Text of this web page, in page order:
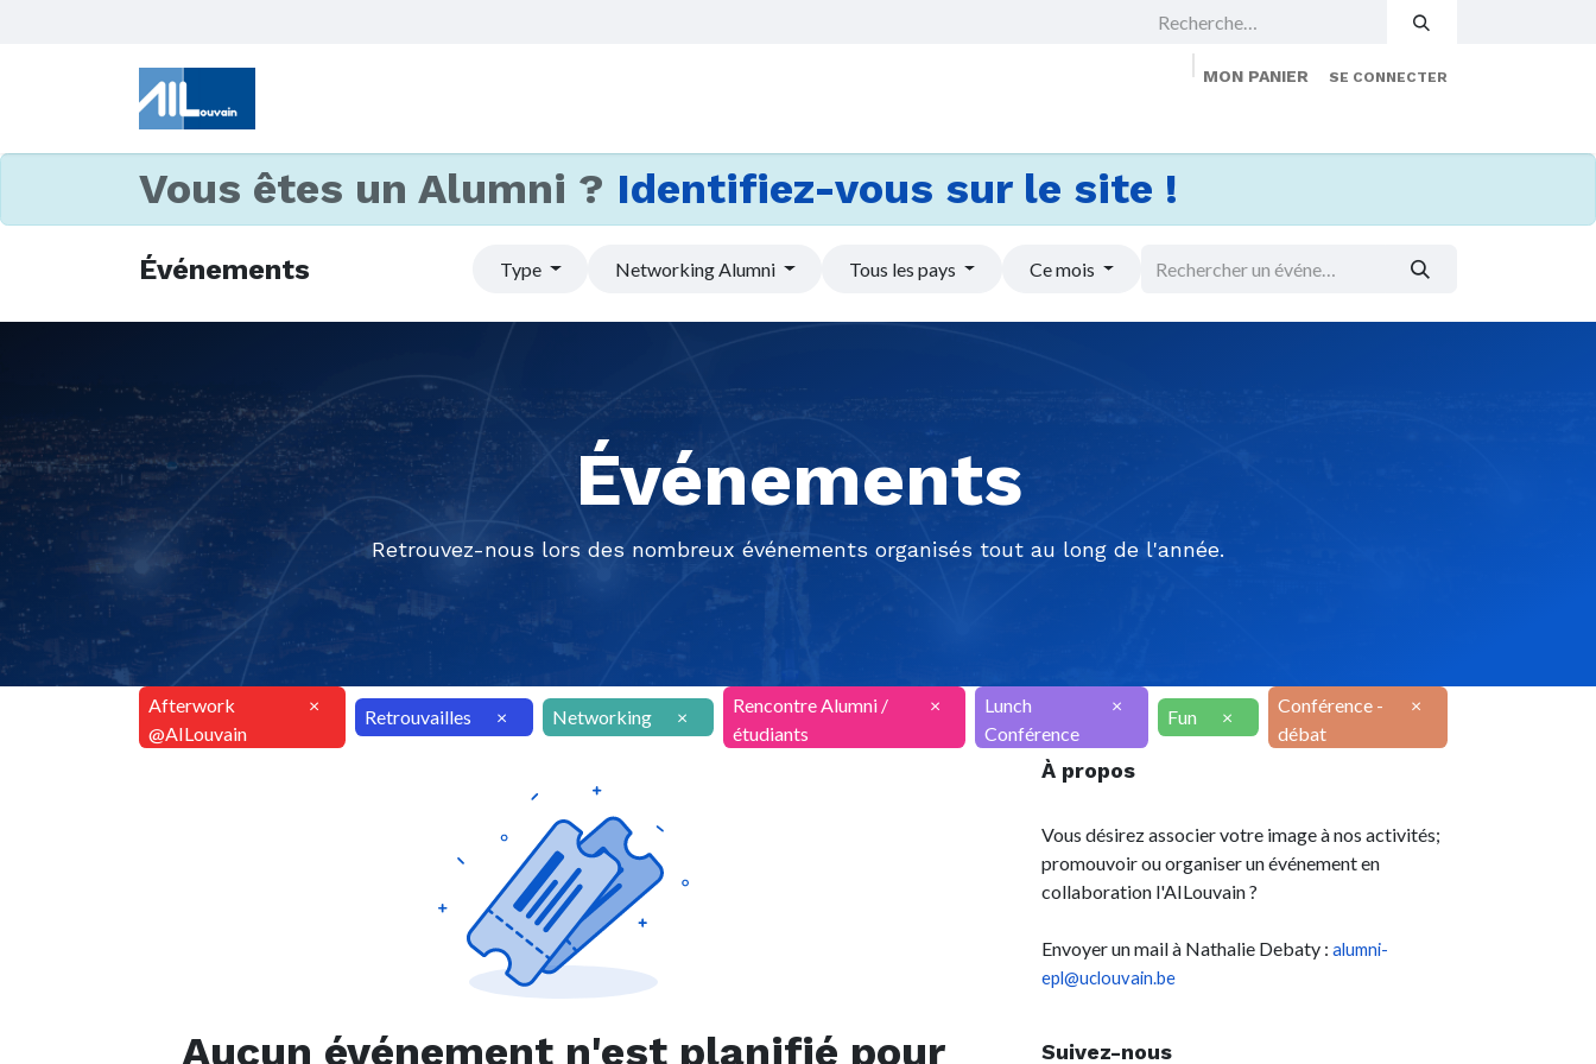
MON PANIER SE CONNECTER
Vous êtes un Alumni ? Identifiez-vous sur le site !
Événements Type Networking Alumni Tous les pays Ce mois
Événements
Retrouvez-nous lors des nombreux événements organisés tout au long de l'année.
Afterwork
@AILouvain
×
Retrouvailles × Networking ×
Rencontre Alumni /
étudiants
×
Lunch
Conférence
×
Fun ×
Conférence -
débat
×
Aucun événement n'est planifié pour
À propos
Vous désirez associer votre image à nos activités;
promouvoir ou organiser un événement en
collaboration l'AILouvain ?
Envoyer un mail à Nathalie Debaty : alumni-
epl@uclouvain.be
Suivez-nous